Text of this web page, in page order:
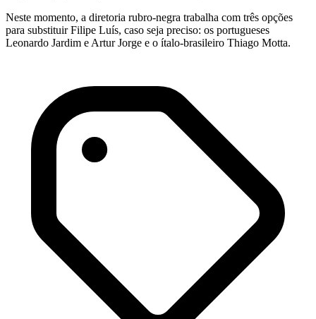
Neste momento, a diretoria rubro-negra trabalha com três opções
para substituir Filipe Luís, caso seja preciso: os portugueses
Leonardo Jardim e Artur Jorge e o ítalo-brasileiro Thiago Motta.